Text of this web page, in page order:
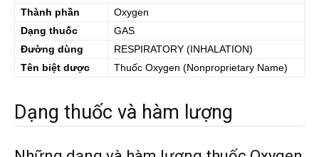
Thành phần
Oxygen
Dạng thuốc
GAS
Đường dùng
RESPIRATORY (INHALATION)
Tên biệt dược
Thuốc Oxygen (Nonproprietary Name)
Dạng thuốc và hàm lượng